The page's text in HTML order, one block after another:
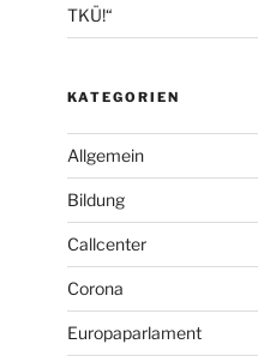
TKÜ!“
KATEGORIEN
Allgemein
Bildung
Callcenter
Corona
Europaparlament